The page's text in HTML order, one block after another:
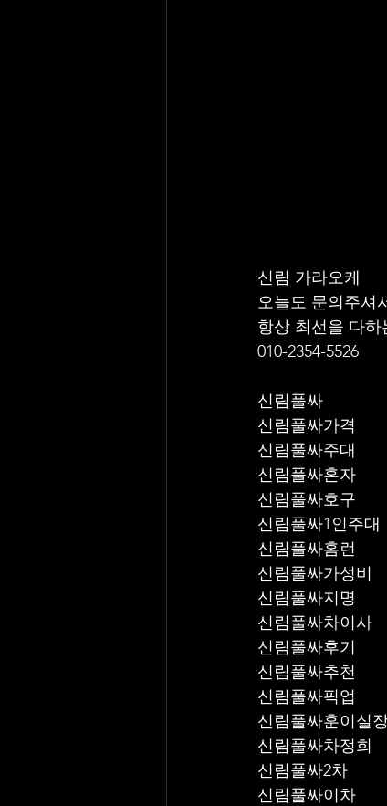
신림 가라오케
오늘도 문의주셔
항상 최선을 다
010-2354-5526
신림풀싸
신림풀싸가격
신림풀싸주대
신림풀싸혼자
신림풀싸호구
신림풀싸1인주대
신림풀싸홈런
신림풀싸가성비
신림풀싸지명
신림풀싸차이사
신림풀싸후기
신림풀싸추천
신림풀싸훈이실
신림풀싸차정희
신림풀싸2차
신림풀싸이차